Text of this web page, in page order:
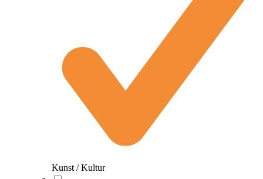
Kunst / Kultur